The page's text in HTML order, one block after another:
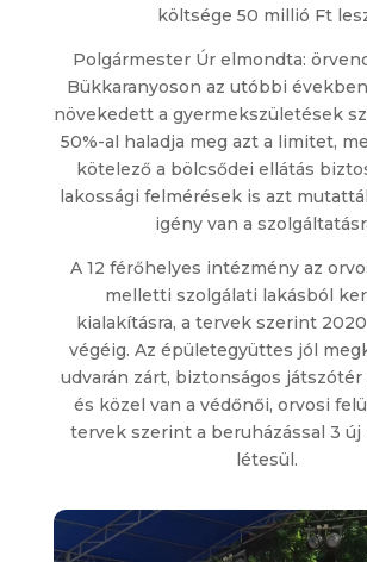
költsége 50 millió Ft
Polgármester Úr elmondta:
Bükkaranyoson az utóbbi
növekedett a gyermekszületések
50%-al haladja meg azt a limitet,
kötelező a bölcsődei ellátás
lakossági felmérések is azt
igény van a
A 12 férőhelyes intézmény az
melletti szolgálati lakásból
kialakításra, a tervek szerint
végéig. Az épületegyüttes jól
udvarán zárt, biztonságos
és közel van a védőnői, orvosi
tervek szerint a beruházással 3
létesül.